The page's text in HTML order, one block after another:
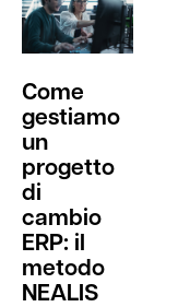
Come
gestiamo
un
progetto
di
cambio
ERP: il
metodo
NEALIS